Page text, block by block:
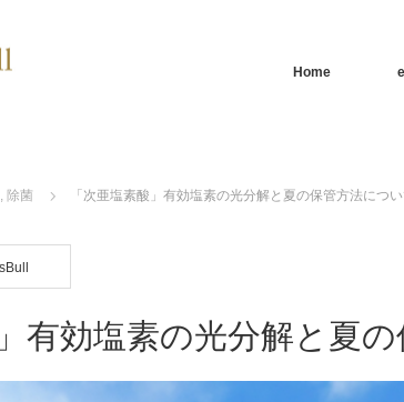
Home
, 除菌 「次亜塩素酸」有効塩素の光分解と夏の保管方法につ
有効塩素の光分解と夏